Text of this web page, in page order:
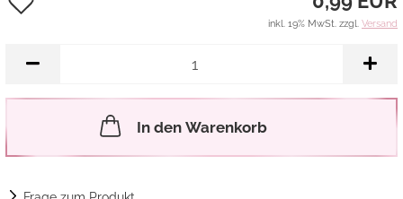
Merkzettel
inkl. 19% MwSt. zzgl. Versand
In den Warenkorb